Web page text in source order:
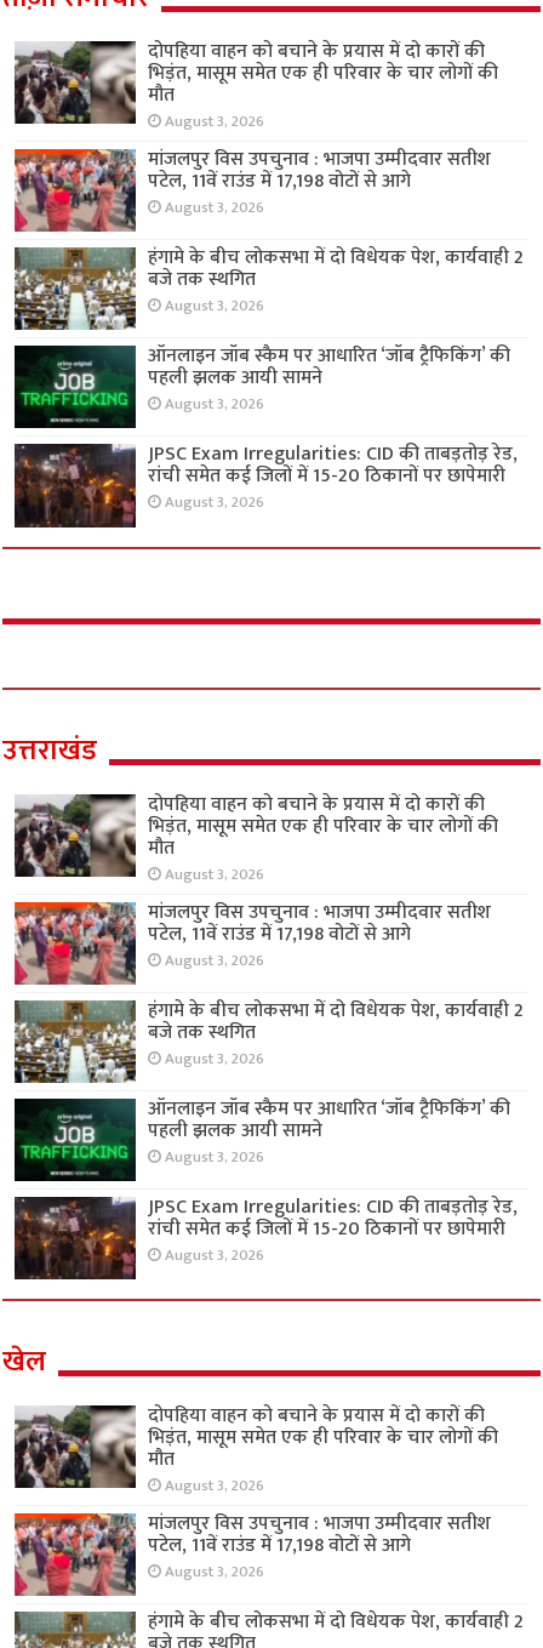
दोपहिया वाहन को बचाने के प्रयास में दो कारों की
भिड़ंत, मासूम समेत एक ही परिवार के चार लोगों की
मौत
August 3, 2026
मांजलपुर विस उपचुनाव : भाजपा उम्मीदवार सतीश
पटेल, 11वें राउंड में 17,198 वोटों से आगे
August 3, 2026
हंगामे के बीच लोकसभा में दो विधेयक पेश, कार्यवाही 2
बजे तक स्थगित
August 3, 2026
ऑनलाइन जॉब स्कैम पर आधारित ‘जॉब ट्रैफिकिंग’ की
पहली झलक आयी सामने
August 3, 2026
JPSC Exam Irregularities: CID की ताबड़तोड़ रेड,
रांची समेत कई जिलों में 15-20 ठिकानों पर छापेमारी
August 3, 2026
उत्तराखंड
दोपहिया वाहन को बचाने के प्रयास में दो कारों की
भिड़ंत, मासूम समेत एक ही परिवार के चार लोगों की
मौत
August 3, 2026
मांजलपुर विस उपचुनाव : भाजपा उम्मीदवार सतीश
पटेल, 11वें राउंड में 17,198 वोटों से आगे
August 3, 2026
हंगामे के बीच लोकसभा में दो विधेयक पेश, कार्यवाही 2
बजे तक स्थगित
August 3, 2026
ऑनलाइन जॉब स्कैम पर आधारित ‘जॉब ट्रैफिकिंग’ की
पहली झलक आयी सामने
August 3, 2026
JPSC Exam Irregularities: CID की ताबड़तोड़ रेड,
रांची समेत कई जिलों में 15-20 ठिकानों पर छापेमारी
August 3, 2026
खेल
दोपहिया वाहन को बचाने के प्रयास में दो कारों की
भिड़ंत, मासूम समेत एक ही परिवार के चार लोगों की
मौत
August 3, 2026
मांजलपुर विस उपचुनाव : भाजपा उम्मीदवार सतीश
पटेल, 11वें राउंड में 17,198 वोटों से आगे
August 3, 2026
हंगामे के बीच लोकसभा में दो विधेयक पेश, कार्यवाही 2